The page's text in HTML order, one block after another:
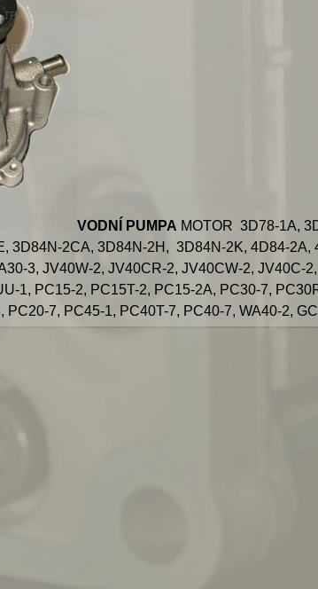
VODNÍ PUMPA MOTOR 3D78-1A,
3D84N-2CA, 3D84N-2H, 3D84N-2K, 4D84-2A,
3, JV40W-2, JV40CR-2, JV40CW-2, JV40C-2,
1, PC15-2, PC15T-2, PC15-2A, PC30-7,
PC20-7, PC45-1, PC40T-7, PC40-7, WA40-2,